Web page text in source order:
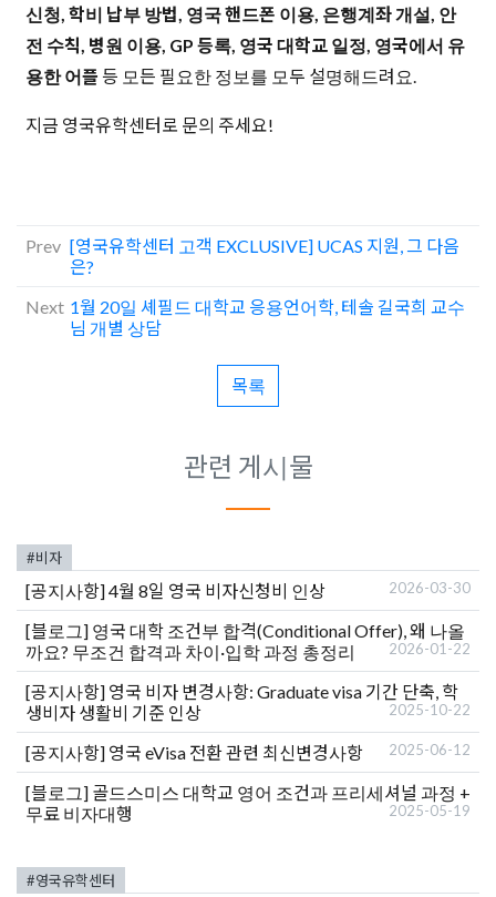
신청, 학비 납부 방법, 영국 핸드폰 이용, 은행계좌 개설, 안
전 수칙, 병원 이용, GP 등록, 영국 대학교 일정, 영국에서 유
용한 어플 등 모든 필요한 정보를 모두 설명해드려요.
지금 영국유학센터로 문의 주세요!
Prev [영국유학센터 고객 EXCLUSIVE] UCAS 지원, 그 다음
은?
Next 1월 20일 셰필드 대학교 응용언어학, 테솔 길국희 교수
님 개별 상담
목록
관련 게시물
#비자
[공지사항]4월 8일 영국 비자신청비 인상 2026-03-30
[블로그] 영국 대학 조건부 합격(Conditional Offer), 왜 나올
까요? 무조건 합격과 차이·입학 과정 총정리
2026-01-22
[공지사항] 영국 비자 변경사항: Graduate visa 기간 단축, 학
생비자 생활비 기준 인상
2025-10-22
[공지사항] 영국 eVisa 전환 관련 최신변경사항 2025-06-12
[블로그] 골드스미스 대학교 영어 조건과 프리세셔널 과정 +
무료 비자대행
2025-05-19
#영국유학센터